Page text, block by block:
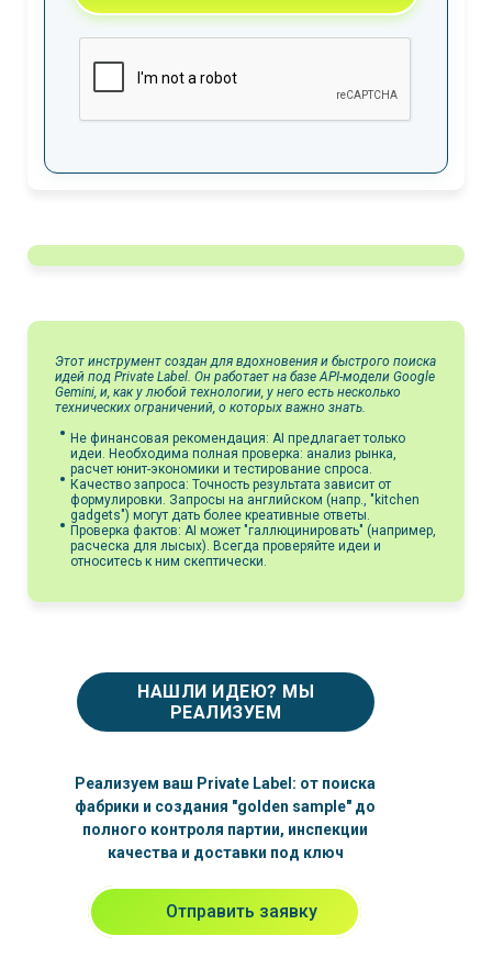
Этот инструмент создан для вдохновения и быстрого поиска
идей под Private Label. Он работает на базе API-модели Google
Gemini, и, как у любой технологии, у него есть несколько
технических ограничений, о которых важно знать.
Не финансовая рекомендация: AI предлагает только
идеи. Необходима полная проверка: анализ рынка,
расчет юнит-экономики и тестирование спроса.
Качество запроса: Точность результата зависит от
формулировки. Запросы на английском (напр., "kitchen
gadgets") могут дать более креативные ответы.
Проверка фактов: AI может "галлюцинировать" (например,
расческа для лысых). Всегда проверяйте идеи и
относитесь к ним скептически.
НАШЛИ ИДЕЮ? МЫ
РЕАЛИЗУЕМ
Реализуем ваш Private Label: от поиска
фабрики и создания "golden sample" до
полного контроля партии, инспекции
качества и доставки под ключ
Отправить заявку